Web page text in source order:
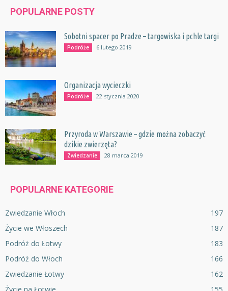
POPULARNE POSTY
Sobotni spacer po Pradze – targowiska i pchle targi
Podróże 6 lutego 2019
Organizacja wycieczki
Podróże 22 stycznia 2020
Przyroda w Warszawie – gdzie można zobaczyć
dzikie zwierzęta?
Zwiedzanie 28 marca 2019
POPULARNE KATEGORIE
Zwiedzanie Włoch
197
Życie we Włoszech
187
Podróż do Łotwy
183
Podróż do Włoch
166
Zwiedzanie Łotwy
162
Życie na Łotwie
155